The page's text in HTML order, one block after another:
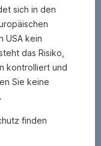
sich in den
USA kein
das Risiko,
kontrolliert und
Sie keine
finden